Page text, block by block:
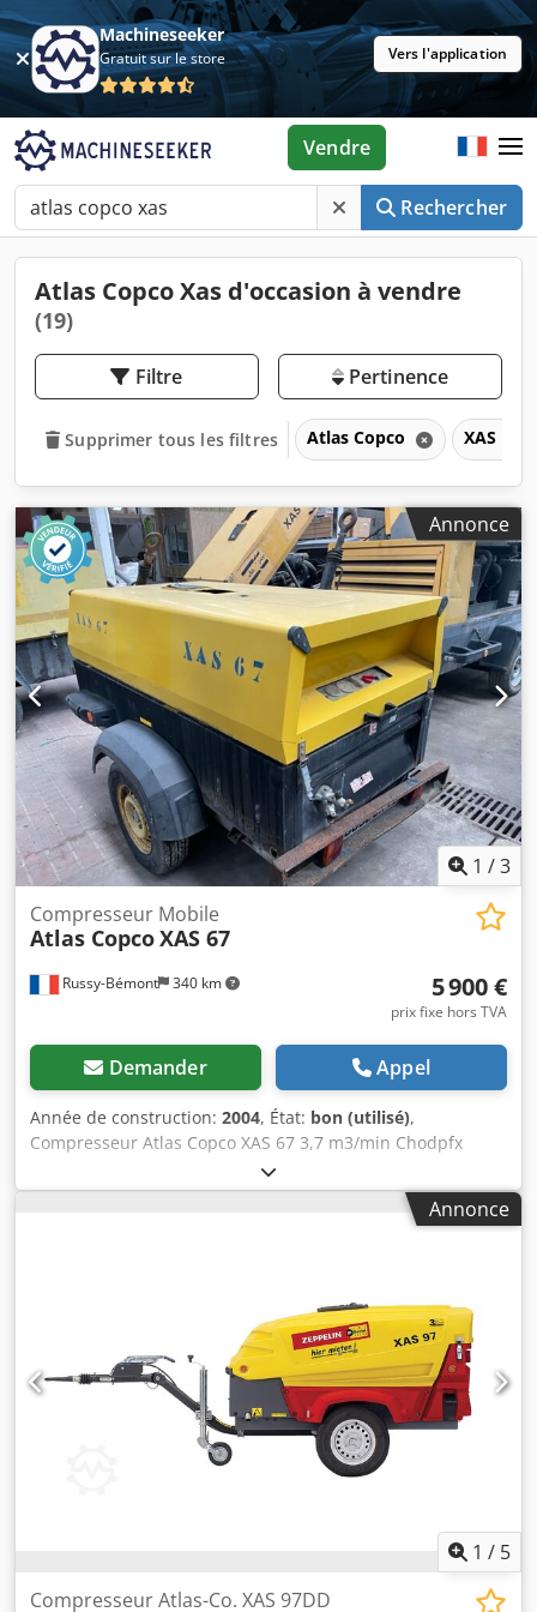
Machineseeker
Gratuit sur le store Vers l'application
Rechercher
Vendre
Atlas Copco Xas d'occasion à vendre
(19)
Filtre Pertinence
Supprimer tous les filtres Atlas Copco XAS
Annonce
1 /3
Russy-Bémont 340 km
Compresseur Mobile
Atlas CopcoXAS 67
5 900 €
prix fixe hors TVA
Demander Appel
Année de construction: 2004, État: bon (utilisé),
Compresseur Atlas Copco XAS 67 3,7 m3/min Chodpfx
Anjiywpzjvea Nombre d'heures : 2 371 h Moteur Deutz
Type : diesel
Annonce
1 / 5
Compresseur Atlas-Co. XAS 97DD